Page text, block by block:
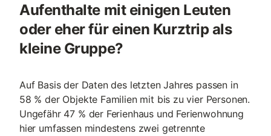
Aufenthalte mit einigen Leuten
oder eher für einen Kurztrip als
kleine Gruppe?
Auf Basis der Daten des letzten Jahres passen in
58 % der Objekte Familien mit bis zu vier Personen.
Ungefähr 47 % der Ferienhaus und Ferienwohnung
hier umfassen mindestens zwei getrennte